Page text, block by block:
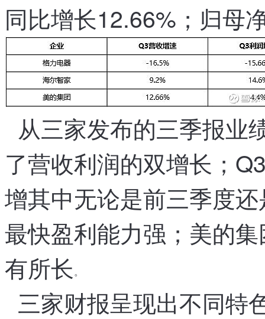
同比增长12.66% ； 归母
从三家发布的三季报业
了营收、
利润的双增长 ；
增。
其中 ，
无论是前三季度
最快，
盈利能力强 ； 美的
有所长。
三家财报呈现出不同特